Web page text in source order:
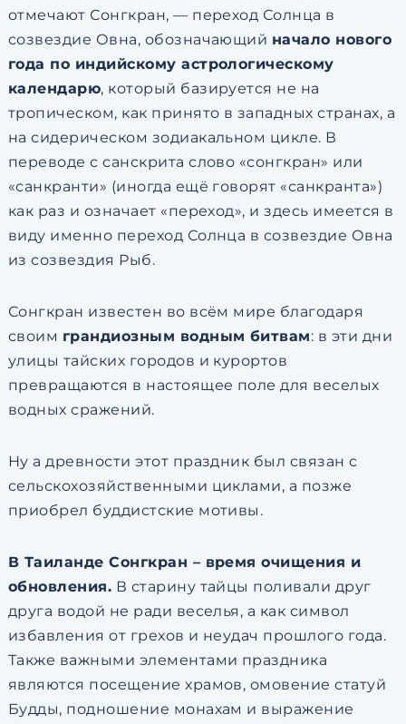
отмечают Сонгкран, — переход Солнца в
созвездие Овна, обозначающий начало нового
года по индийскому астрологическому
календарю, который базируется не на
тропическом, как принято в западных странах, а
на сидерическом зодиакальном цикле. В
переводе с санскрита слово «сонгкран» или
«санкранти» (иногда ещё говорят «санкранта»)
как раз и означает «переход», и здесь имеется в
виду именно переход Солнца в созвездие Овна
из созвездия Рыб.
Сонгкран известен во всём мире благодаря
своим грандиозным водным битвам: в эти дни
улицы тайских городов и курортов
превращаются в настоящее поле для веселых
водных сражений.
Ну а древности этот праздник был связан с
сельскохозяйственными циклами, а позже
приобрел буддистские мотивы.
В Таиланде Сонгкран – время очищения и
обновления. В старину тайцы поливали друг
друга водой не ради веселья, а как символ
избавления от грехов и неудач прошлого года.
Также важными элементами праздника
являются посещение храмов, омовение статуй
Будды, подношение монахам и выражение